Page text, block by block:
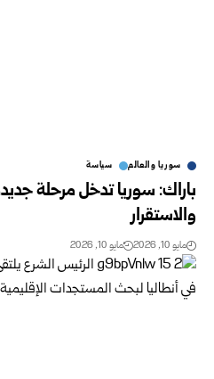
سوريا والعالم سياسة
باراك: سوريا تدخل مرحلة
والاستقرار
مايو 10, 2026 مايو 10, 2026